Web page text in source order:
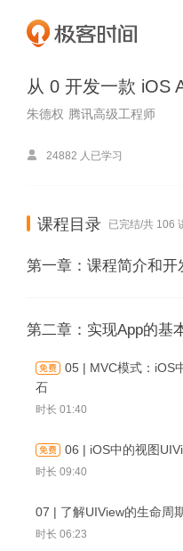
从 0 开发一款 iOS
朱德权 腾讯高级工程师
 24882 人已学习
课程目录 已完结/共 106
第一章：课程简介和开
01 | 课程介绍
时长 02:04
03 | 常见App类型及
时长 02:29
04 | 使用Xcode创建
时长 08:08
第二章：实现App的基
05 | MVC模式：iOS
石
时长 01:40
06 | iOS中的视图
时长 09:40
07 | 了解UIView的生命周
时长 06:23
02 | 内容综述
术